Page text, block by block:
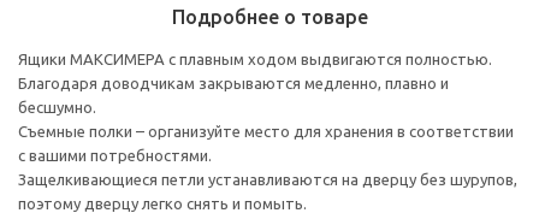
Подробнее о товаре
Ящики МАКСИМЕРА с плавным ходом выдвигаются полностью.
Благодаря доводчикам закрываются медленно, плавно и
бесшумно.
Съемные полки – организуйте место для хранения в соответствии
с вашими потребностями.
Защелкивающиеся петли устанавливаются на дверцу без шурупов,
поэтому дверцу легко снять и помыть.